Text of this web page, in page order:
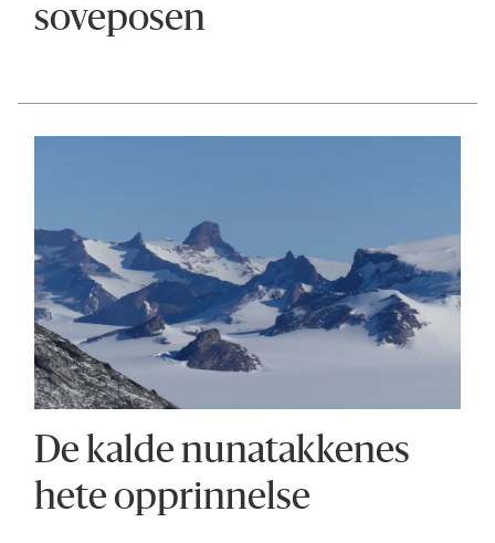
soveposen
De kalde nunatakkenes
hete opprinnelse